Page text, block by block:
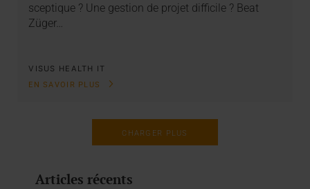
sceptique ? Une gestion de projet difficile ? Beat
Züger…
VISUS HEALTH IT
EN SAVOIR PLUS
CHARGER PLUS
Articles récents